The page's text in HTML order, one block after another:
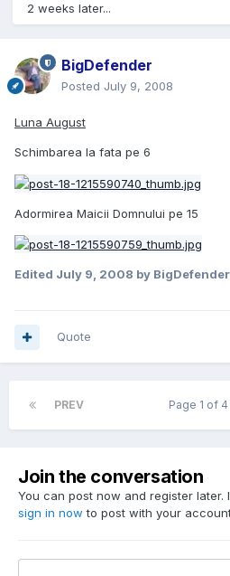
2 weeks later...
BigDefender
Posted July 9, 2008
Luna August
Schimbarea la fata pe 6
Adormirea Maicii Domnului pe 15
Edited July 9, 2008 by BigDefender
Quote
PREV Page 1 of 4
Join the conversation
You can post now and register
sign in now to post with your